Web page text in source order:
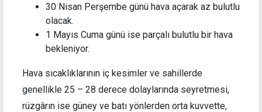
30 Nisan Perşembe günü hava açarak az bulutlu
olacak.
1 Mayıs Cuma günü ise parçalı bulutlu bir hava
bekleniyor.
Hava sıcaklıklarının iç kesimler ve sahillerde
genellikle 25 – 28 derece dolaylarında seyretmesi,
rüzgârın ise güney ve batı yönlerden orta kuvvette,